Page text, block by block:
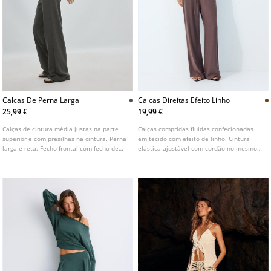
Calcas De Perna Larga
25,99 €
Calças de cintura média justas na parte
superior e com presilhas na cintura. Perna
larga e reta. Fecho frontal com fecho de
Calcas Direitas Efeito Linho
19,99 €
Calças compridas fluidas confecionadas
em tecido com efeito de linho. Cintura
elástica ajustável com cordão no mesmo